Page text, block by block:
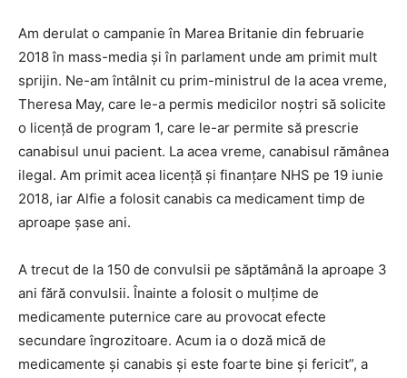
Am derulat o campanie în Marea Britanie din februarie
2018 în mass-media şi în parlament unde am primit mult
sprijin. Ne-am întâlnit cu prim-ministrul de la acea vreme,
Theresa May, care le-a permis medicilor noştri să solicite
o licenţă de program 1, care le-ar permite să prescrie
canabisul unui pacient. La acea vreme, canabisul rămânea
ilegal. Am primit acea licenţă şi finanţare NHS pe 19 iunie
2018, iar Alfie a folosit canabis ca medicament timp de
aproape şase ani.
A trecut de la 150 de convulsii pe săptămână la aproape 3
ani fără convulsii. Înainte a folosit o mulţime de
medicamente puternice care au provocat efecte
secundare îngrozitoare. Acum ia o doză mică de
medicamente şi canabis şi este foarte bine şi fericit”, a